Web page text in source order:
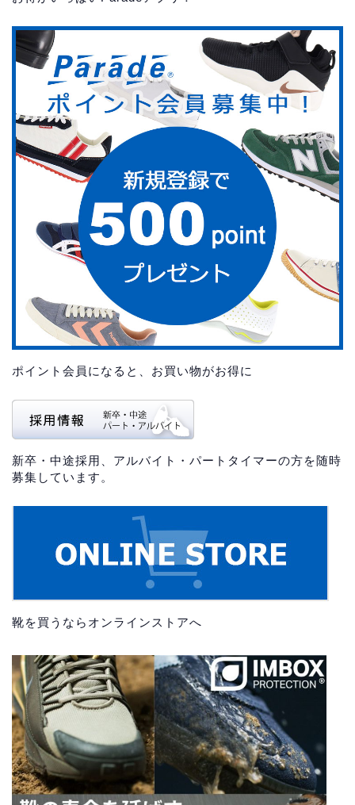
ポイント会員になると、お買い物がお得に
新卒・中途採用、アルバイト・パートタイマーの方を随時
募集しています。
靴を買うならオンラインストアへ